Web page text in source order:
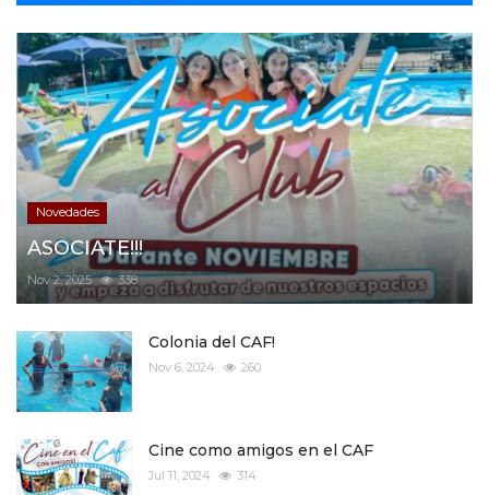
Novedades
ASOCIATE!!!
Nov 2, 2025 338
Colonia del CAF!
Nov 6, 2024 260
Cine como amigos en el CAF
Jul 11, 2024 314